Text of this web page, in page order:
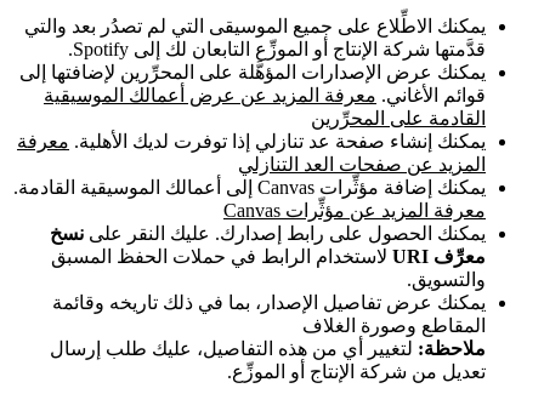
يمكنك الاطِّلاع على جميع الموسيقى التي لم تصدُر بعد والتي
قدَّمتها شركة الإنتاج أو الموزِّع التابعان لك إلى Spotify.
يمكنك عرض الإصدارات المؤهَّلة على المحرِّرين لإضافتها إلى
قوائم الأغاني. معرفة المزيد عن عرض أعمالك الموسيقية
القادمة على المحرِّرين
يمكنك إنشاء صفحة عد تنازلي إذا توفرت لديك الأهلية. معرفة
المزيد عن صفحات العد التنازلي
يمكنك إضافة مؤثِّرات Canvas إلى أعمالك الموسيقية القادمة.
معرفة المزيد عن مؤثِّرات Canvas
يمكنك الحصول على رابط إصدارك. عليك النقر على نسخ
معرِّف URI
لاستخدام الرابط في حملات الحفظ المسبق
والتسويق.
يمكنك عرض تفاصيل الإصدار، بما في ذلك تاريخه وقائمة
المقاطع وصورة الغلاف
ملاحظة: لتغيير أي من هذه التفاصيل، عليك طلب إرسال
تعديل من شركة الإنتاج أو الموزِّع.